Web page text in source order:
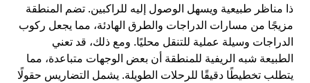
ذا مناظر طبيعية ويسهل الوصول إليه للراكبين. تضم المنطقة
مزيجًا من مسارات الدراجات والطرق الهادئة، مما يجعل ركوب
الدراجات وسيلة عملية للتنقل محليًا. ومع ذلك، قد تعني
الطبيعة شبه الريفية للمنطقة أن بعض الوجهات متباعدة، مما
يتطلب تخطيطًا دقيقًا للرحلات الطويلة. يشمل التضاريس حقولًا